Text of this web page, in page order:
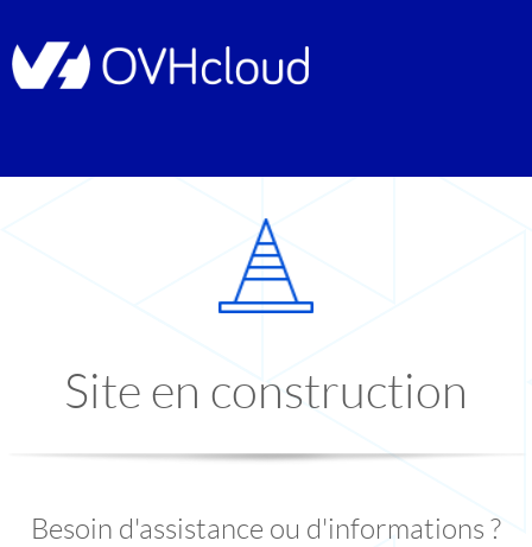
Site en construction
Besoin d'assistance ou d'informations ?